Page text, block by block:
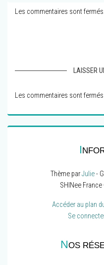
Les commentaires sont fermés.
LAISSER
Les commentaires sont
I
Thème parJulie-
SHINee
Accéder au plan
Se
NOS